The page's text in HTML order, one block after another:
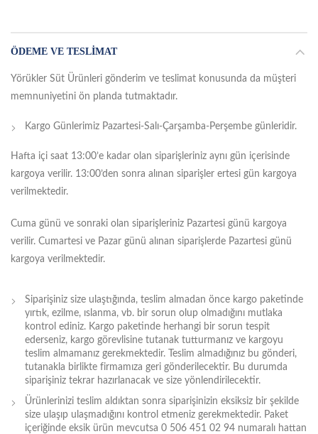
ÖDEME VE TESLIMAT
Yörükler Süt Ürünleri gönderim ve teslimat konusunda da müşteri
memnuniyetini ön planda tutmaktadır.
Kargo Günlerimiz Pazartesi-Salı-Çarşamba-Perşembe günleridir.
Hafta içi saat 13:00’e kadar olan siparişleriniz aynı gün içerisinde
kargoya verilir. 13:00’den sonra alınan siparişler ertesi gün kargoya
verilmektedir.
Cuma günü ve sonraki olan siparişleriniz Pazartesi günü kargoya
verilir. Cumartesi ve Pazar günü alınan siparişlerde Pazartesi günü
kargoya verilmektedir.
Siparişiniz size ulaştığında, teslim almadan önce kargo paketinde
yırtık, ezilme, ıslanma, vb. bir sorun olup olmadığını mutlaka
kontrol ediniz. Kargo paketinde herhangi bir sorun tespit
ederseniz, kargo görevlisine tutanak tutturmanız ve kargoyu
teslim almamanız gerekmektedir. Teslim almadığınız bu gönderi,
tutanakla birlikte firmamıza geri gönderilecektir. Bu durumda
siparişiniz tekrar hazırlanacak ve size yönlendirilecektir.
Ürünlerinizi teslim aldıktan sonra siparişinizin eksiksiz bir şekilde
size ulaşıp ulaşmadığını kontrol etmeniz gerekmektedir. Paket
içeriğinde eksik ürün mevcutsa 0 506 451 02 94 numaralı hattan